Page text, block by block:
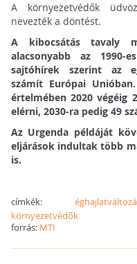
A környezetvédők
nevezték a döntést.
A kibocsátás tavaly
alacsonyabb az 1990-
sajtóhírek szerint az
számít Európai Unióban.
értelmében 2020 végéig
elérni, 2030-ra pedig 49
Az Urgenda példáját
eljárások indultak több
is.
címkék:
környezetvédők
forrás: MTI